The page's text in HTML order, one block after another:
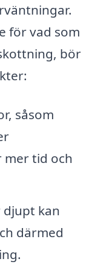
för vad som
bör
såsom
mer tid och
djupt kan
därmed